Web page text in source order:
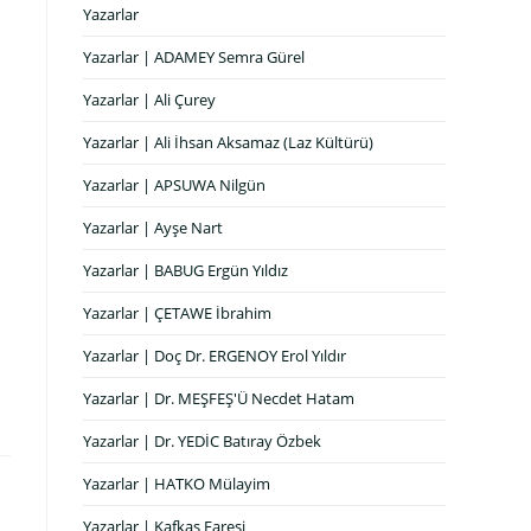
Yazarlar
Yazarlar | ADAMEY Semra Gürel
Yazarlar | Ali Çurey
Yazarlar | Ali İhsan Aksamaz (Laz Kültürü)
Yazarlar | APSUWA Nilgün
Yazarlar | Ayşe Nart
Yazarlar | BABUG Ergün Yıldız
Yazarlar | ÇETAWE İbrahim
Yazarlar | Doç Dr. ERGENOY Erol Yıldır
Yazarlar | Dr. MEŞFEŞ'Ü Necdet Hatam
Yazarlar | Dr. YEDİC Batıray Özbek
Yazarlar | HATKO Mülayim
Yazarlar | Kafkas Faresi